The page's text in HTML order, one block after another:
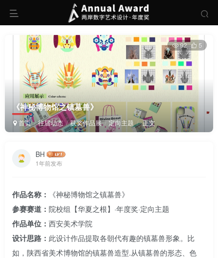
《神秘博物馆之镇墓兽》
首页 往届动态 获奖作品展 定向主题 正文
92 5
BH
1年前发布
作品名称： 《神秘博物馆之镇墓兽》
参赛赛道： 院校组【华夏之根】·年度奖·定向主题
作品单位： 西安美术学院
设计思路： 此设计作品提取各朝代有趣的镇墓兽形象。比
如，陕西省美术博物馆的镇墓兽造型.从镇墓兽的形态、色